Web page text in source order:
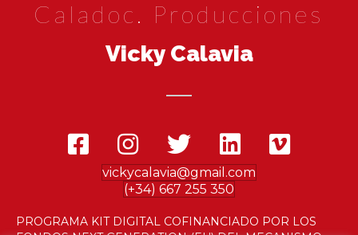
Caladoc. Producciones
Vicky Calavia
vickycalavia@gmail.com
(+34) 667 255 350
PROGRAMA KIT DIGITAL COFINANCIADO POR LOS